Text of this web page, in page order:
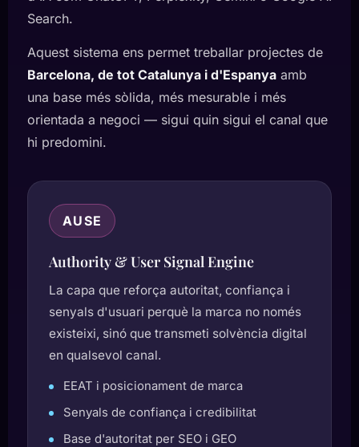
Search.
Aquest sistema ens permet treballar projectes de
Barcelona, de tot Catalunya i d'Espanya amb
una base més sòlida, més mesurable i més
orientada a negoci — sigui quin sigui el canal que
hi predomini.
AUSE
Authority & User Signal Engine
La capa que reforça autoritat, confiança i
senyals d'usuari perquè la marca no només
existeixi, sinó que transmeti solvència digital
en qualsevol canal.
EEAT i posicionament de marca
Senyals de confiança i credibilitat
Base d'autoritat per SEO i GEO